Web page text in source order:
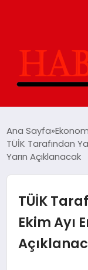
YAŞAM
GÜNCEL
TEKNOLOJI
Ana Sayfa
TÜİK Tarafından
Yarın Açıklanacak
TÜİK
Ekim Ayı